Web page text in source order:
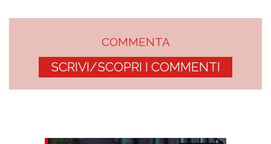
COMMENTA
SCRIVI/SCOPRI I COMMENTI